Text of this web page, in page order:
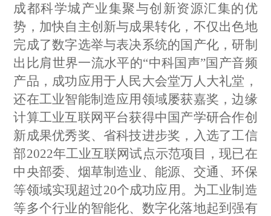
成都科学城 产业集聚与创新资源汇集的优
势，加快自主创新与成果转化，不仅出色地
完成了数字选举与表决系统的国产化，研制
出比肩世界一流水平的“中科国声”国产音频
产品，成功应用于人民大会堂万人大礼堂 ，
还在工业智能制造应用领域屡获嘉奖，边缘
计算工业互联网平台获得中国产学研合作创
新成果优秀奖、省科技进步奖，入选了工信
部2022年工业互联网试点示范项目，现已在
中央部委、烟草制造业、能源、交通、环保
等领域实现超过20个成功应用。为工业制造
等多个行业的智能化、数字化落地起到强有